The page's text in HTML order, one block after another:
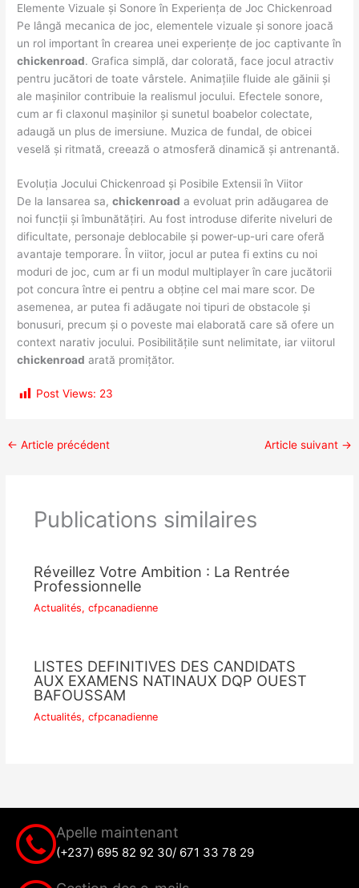
Elemente Vizuale și Sonore în Experiența de Joc Chickenroad
Pe lângă mecanica de joc, elementele vizuale și sonore joacă
un rol important în crearea unei experiențe de joc captivante în
chickenroad. Grafica simplă, dar colorată, face jocul atractiv
pentru jucători de toate vârstele. Animațiile fluide ale găinii și
ale mașinilor contribuie la realismul jocului. Efectele sonore,
cum ar fi claxonul mașinilor și sunetul boabelor colectate,
adaugă un plus de imersiune. Muzica de fundal, de obicei
veselă și ritmată, creează o atmosferă dinamică și antrenantă.
Evoluția Jocului Chickenroad și Posibile Extensii în Viitor
De la lansarea sa,chickenroad a evoluat prin adăugarea de
noi funcții și îmbunătățiri. Au fost introduse diferite niveluri de
dificultate, personaje deblocabile și power-up-uri care oferă
avantaje temporare. În viitor, jocul ar putea fi extins cu noi
moduri de joc, cum ar fi un modul multiplayer în care jucătorii
pot concura între ei pentru a obține cel mai mare scor. De
asemenea, ar putea fi adăugate noi tipuri de obstacole și
bonusuri, precum și o poveste mai elaborată care să ofere un
context narativ jocului. Posibilitățile sunt nelimitate, iar viitorul
chickenroad arată promițător.
Post Views: 23
← Article précédent Article suivant →
Publications similaires
Réveillez Votre Ambition : La Rentrée
Professionnelle
Actualités, cfpcanadienne
LISTES DEFINITIVES DES CANDIDATS
AUX EXAMENS NATINAUX DQP OUEST
BAFOUSSAM
Actualités, cfpcanadienne
Apelle maintenant
(+237) 695 82 92 30/ 671 33 78 29